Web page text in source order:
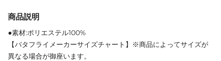
商品説明
●素材:ポリエステル100%
【バタフライメーカーサイズチャート】※商品によってサイズが
異なる場合が御座います。